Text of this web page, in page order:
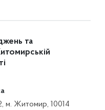
та
м. Житомир, 10014